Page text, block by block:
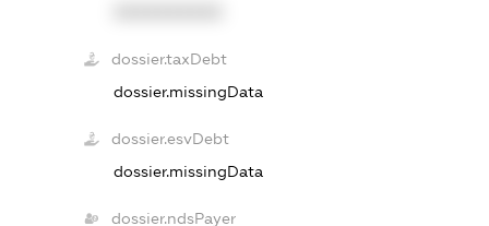
dossier.taxDebt
dossier.missingData
dossier.esvDebt
dossier.missingData
dossier.ndsPayer